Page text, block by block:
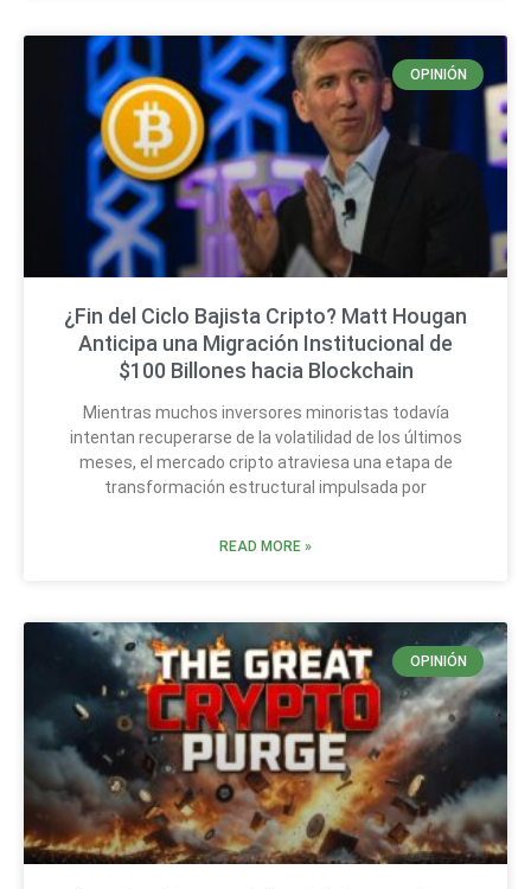
OPINIÓN
¿Fin del Ciclo Bajista Cripto? Matt Hougan
Anticipa una Migración Institucional de
$100 Billones hacia Blockchain
Mientras muchos inversores minoristas todavía
intentan recuperarse de la volatilidad de los últimos
meses, el mercado cripto atraviesa una etapa de
transformación estructural impulsada por
READ MORE »
OPINIÓN